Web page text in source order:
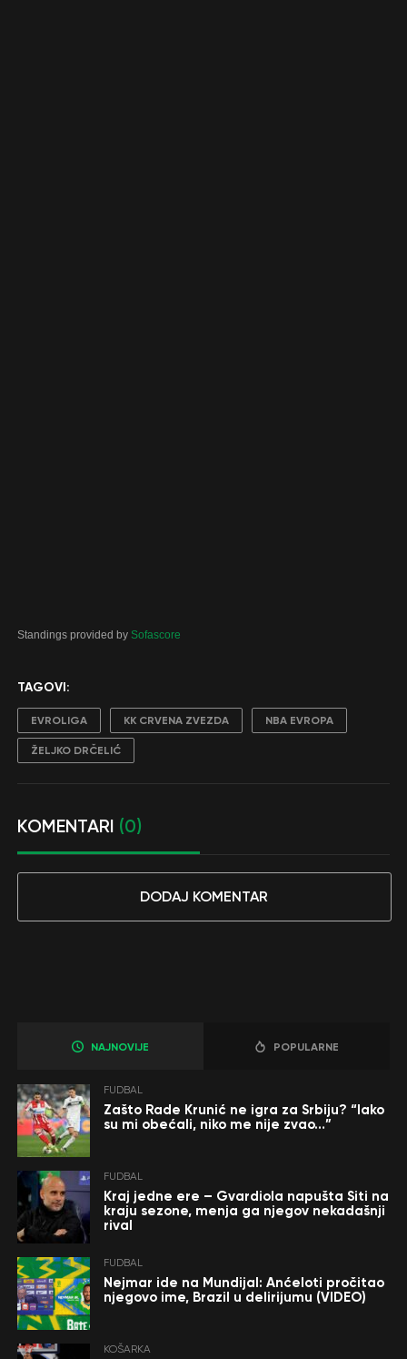
Standings provided by Sofascore
TAGOVI:
EVROLIGA KK CRVENA ZVEZDA NBA EVROPA
ŽELJKO DRČELIĆ
KOMENTARI (0)
DODAJ KOMENTAR
NAJNOVIJE POPULARNE
FUDBAL
Zašto Rade Krunić ne igra za Srbiju? “Iako
su mi obećali, niko me nije zvao…”
FUDBAL
Kraj jedne ere – Gvardiola napušta Siti na
kraju sezone, menja ga njegov nekadašnji
rival
FUDBAL
Nejmar ide na Mundijal: Anćeloti pročitao
njegovo ime, Brazil u delirijumu (VIDEO)
KOŠARKA